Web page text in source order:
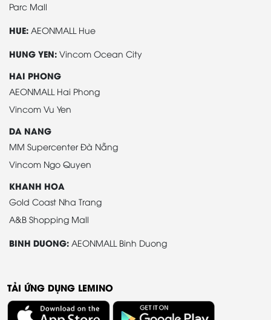
Parc Mall
HUE: AEONMALL Hue
HUNG YEN: Vincom Ocean City
HAI PHONG
AEONMALL Hai Phong
Vincom Vu Yen
DA NANG
MM Supercenter Đà Nẵng
Vincom Ngo Quyen
KHANH HOA
Gold Coast Nha Trang
A&B Shopping Mall
BINH DUONG: AEONMALL Binh Duong
TẢI ỨNG DỤNG LEMINO